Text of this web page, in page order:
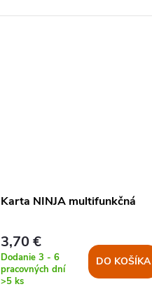
Karta NINJA multifunkčná
3,70 €
Dodanie 3 - 6
pracovných dní
>5 ks
DO KOŠÍKA